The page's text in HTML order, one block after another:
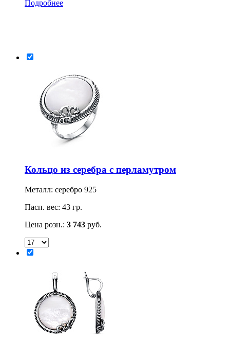
Подробнее
Кольцо из серебра с перламутром
Металл: серебро 925
Пасп. вес: 43 гр.
Цена розн.: 3 743 руб.